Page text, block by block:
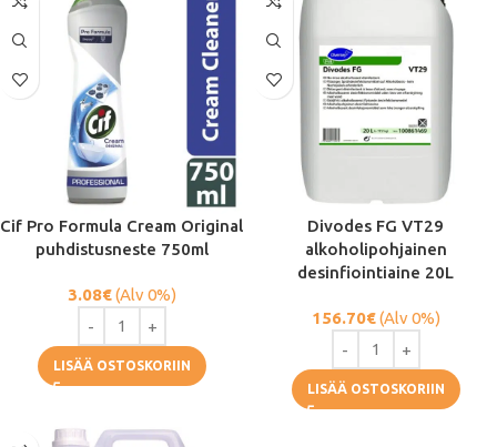
Cif Pro Formula Cream Original
puhdistusneste 750ml
3.08€(Alv 0%)
LISÄÄ OSTOSKORIIN
Divodes FG VT29
alkoholipohjainen
desinfiointiaine 20L
156.70€(Alv 0%)
LISÄÄ OSTOSKORIIN